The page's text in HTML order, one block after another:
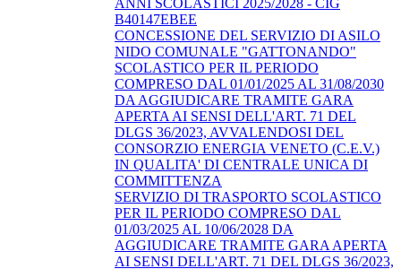
B40147EBEE
CONCESSIONE DEL SERVIZIO DI ASILO
NIDO COMUNALE "GATTONANDO"
SCOLASTICO PER IL PERIODO
COMPRESO DAL 01/01/2025 AL 31/08/2030
DA AGGIUDICARE TRAMITE GARA
APERTA AI SENSI DELL'ART. 71 DEL
DLGS 36/2023, AVVALENDOSI DEL
CONSORZIO ENERGIA VENETO (C.E.V.)
IN QUALITA' DI CENTRALE UNICA DI
COMMITTENZA
SERVIZIO DI TRASPORTO SCOLASTICO
PER IL PERIODO COMPRESO DAL
01/03/2025 AL 10/06/2028 DA
AGGIUDICARE TRAMITE GARA APERTA
AI SENSI DELL'ART. 71 DEL DLGS 36/2023,